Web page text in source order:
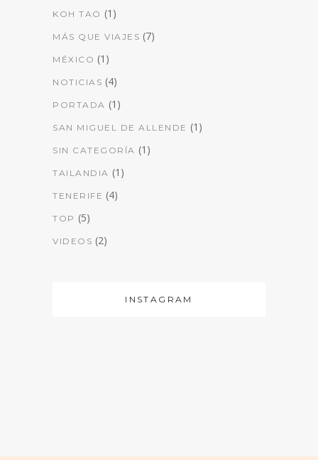
KOH TAO (1)
MÁS QUE VIAJES (7)
MÉXICO (1)
NOTICIAS (4)
PORTADA (1)
SAN MIGUEL DE ALLENDE (1)
SIN CATEGORÍA (1)
TAILANDIA (1)
TENERIFE (4)
TOP (5)
VIDEOS (2)
INSTAGRAM